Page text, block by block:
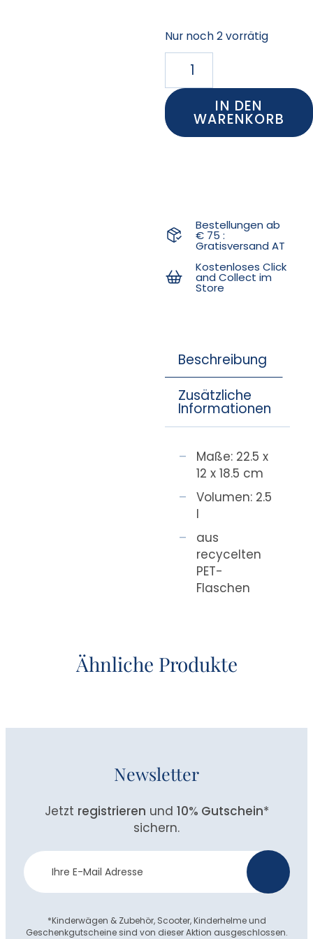
Nur noch 2 vorrätig
IN DEN
WARENKORB
Bestellungen ab
€ 75 :
Gratisversand AT
Kostenloses Click
and Collect im
Store
Beschreibung
Zusätzliche
Informationen
Maße: 22.5 x
12 x 18.5 cm
Volumen: 2.5
l
aus
recycelten
PET-
Flaschen
Ähnliche Produkte
Newsletter
Jetzt registrieren und 10% Gutschein*
sichern.
Newsletter
Anmeldung
*Kinderwägen & Zubehör, Scooter, Kinderhelme und
Geschenkgutscheine sind von dieser Aktion ausgeschlossen.